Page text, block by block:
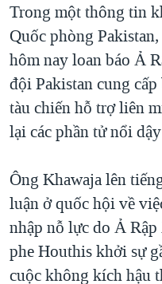
Trong một thông tin
Quốc phòng
hôm nay loan báo Ả
đội Pakistan cung
tàu chiến hỗ trợ liên
lại các phần tử nổi
Ông Khawaja lên
luận ở quốc hội về
nhập nỗ lực do Ả
phe Houthis khởi sự
cuộc không kích hậu